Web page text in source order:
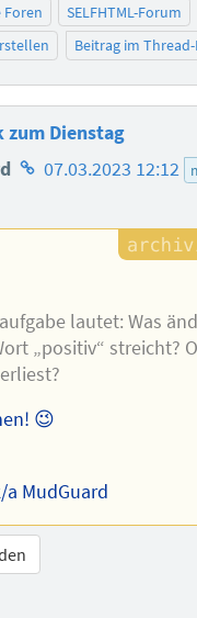
Foren SELFHTML-Forum
Beitrag im
zum Dienstag
Homepage
Autors
07.03.2023 12:12
lautet: Was
„positiv“ streicht?
😉
MudGuard